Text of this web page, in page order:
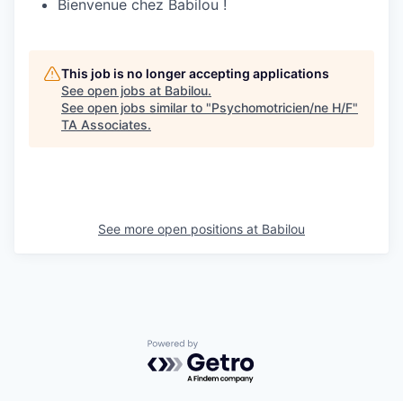
Bienvenue chez Babilou !
This job is no longer accepting applications
See open jobs at Babilou.
See open jobs similar to "Psychomotricien/ne H/F"
TA Associates.
See more open positions at Babilou
Powered by Getro.com